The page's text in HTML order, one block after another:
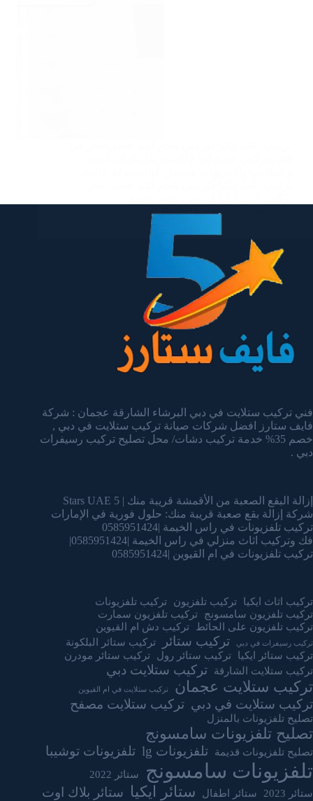
يناير 14, 2025
فني تركيب ستلايت في دبي البرشاء الشارقة عجمان : شركة
فايف ستارز افضل شركات صيانة تركيب ستلايت في دبي ,
خصم 35% خدمة تركيب دشات/ محل تصليح تركيب رسيفرات
دبي .
إزالة البقع الصعبة من الأقمشة قريبة منك | 5 Stars UAE
شركة إزالة بقع صعبة قريبة منك: حلول فورية في الإمارات
تركيب تلفزيونات في راس الخيمة |0585951424
فك وتركيب اثاث منزلي في راس الخيمة |0585951424|
تركيب تلفزيونات في ام القيوين |0585951424
تركيب اثاث ايكيا تركيب تلفزيون
تركيب تلفزيونات
تركيب تلفزيون سامسونج
تركيب تلفزيون سمارت
تركيب تلفزيون على الحائط
تركيب دش ام القيوين
تركيب رسيفرات في دبي تركيب ستائر
تركيب ستائر البلكونة
تركيب ستائر ايكيا
تركيب ستائر رول
تركيب ستائر مودرن
تركيب ستلايت الشارقة
تركيب ستلايت دبي
تركيب ستلايت عجمان تركيب ستلايت في ام القيوين
تركيب ستلايت في دبي تركيب ستلايت مصفح
تصليح تلفزيونات بالمنزل
تصليح تلفزيونات سامسونج
تصليح تلفزيونات قديمة تلفزيونات lg تلفزيونات توشيبا
تلفزيونات سامسونج
ستائر 2022
ستائر 2023
ستائر اطفال ستائر ايكيا ستائر بلاك اوت